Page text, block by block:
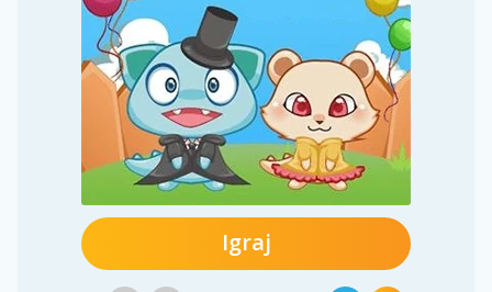
Igraj